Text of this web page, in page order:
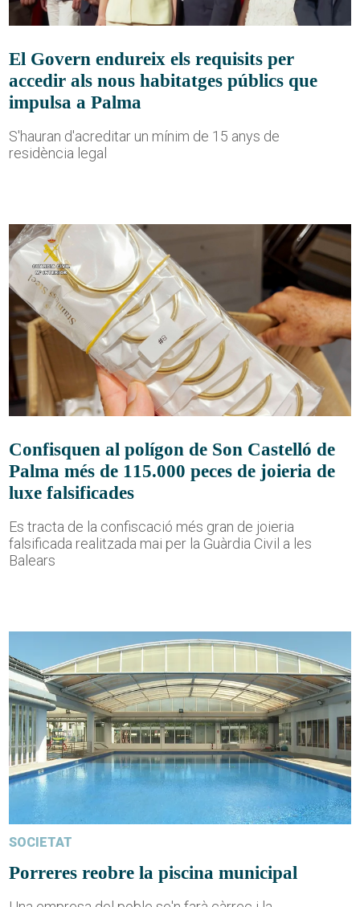
El Govern endureix els requisits per
accedir als nous habitatges públics que
impulsa a Palma
S'hauran d'acreditar un mínim de 15 anys de
residència legal
Confisquen al polígon de Son Castelló de
Palma més de 115.000 peces de joieria de
luxe falsificades
Es tracta de la confiscació més gran de joieria
falsificada realitzada mai per la Guàrdia Civil a les
Balears
SOCIETAT
Porreres reobre la piscina municipal